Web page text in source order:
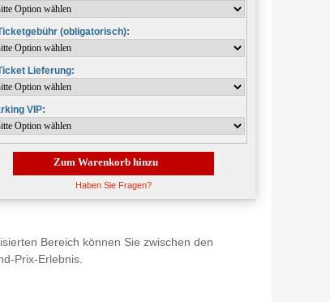
(obligatorisch):
Lieferung:
VIP:
hinzu
Haben Sie Fragen?
Bereich können Sie zwischen den
Prix-Erlebnis.